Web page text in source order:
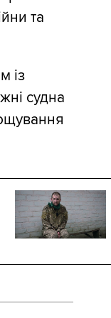
та
із
судна